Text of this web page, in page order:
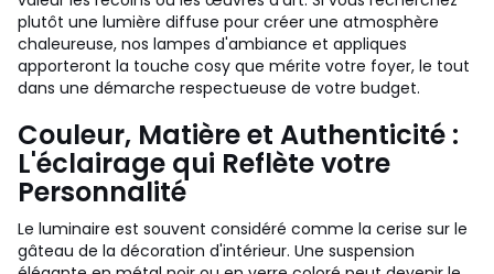
plutôt une lumière diffuse pour créer une atmosphère
chaleureuse, nos lampes d'ambiance et appliques
apporteront la touche cosy que mérite votre foyer, le tout
dans une démarche respectueuse de votre budget.
Couleur, Matière et Authenticité :
L'éclairage qui Reflète votre
Personnalité
Le luminaire est souvent considéré comme la cerise sur le
gâteau de la décoration d'intérieur. Une suspension